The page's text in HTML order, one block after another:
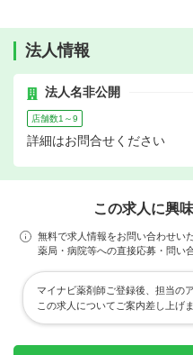
法人情報
法人名非公開
店舗数1～9
詳細はお問合せください
この求人に興
無料で求人情報をお問い合わせい
薬局・病院等への直接応募・問い
マイナビ薬剤師ご登録後、担当の
この求人についてご案内差し上げま